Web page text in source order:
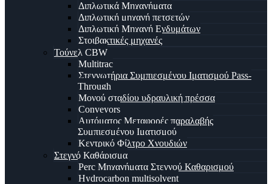
Διπλωτικά Μηχανήματα
Διπλωτική μηχανή πετσετών
Διπλωτική Μηχανή Ενδυμάτων
Στοιβακτικές μηχανές
Τούνελ CBW
Multitrac
Στεγνωτήρια Συμπιεσμένου Ιματισμού Pass-
Through
Μονού σταδίου υδραυλική πρέσσα
Conveyors
Αυτόματος Μεταφορές παραλαβής
Συμπιεσμένου Ιματισμού
Κεντρικό Φίλτρο Χνουδιών
Στεγνό Καθάρισμα
Perc Μηχανήματα Στεγνού Καθαρισμού
Hydrocarbon multisolvent